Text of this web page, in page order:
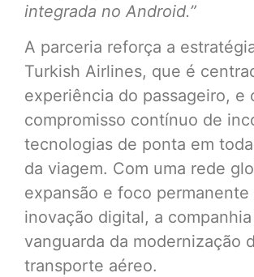
integrada no Android.”
A parceria reforça a
Turkish Airlines, que é
experiência do passageiro, e
compromisso contínuo de
tecnologias de ponta em
da viagem. Com uma rede
expansão e foco permanente
inovação digital, a
vanguarda da modernização
transporte aéreo.